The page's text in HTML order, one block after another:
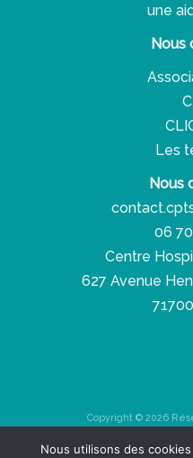
une
Nous
Les
Nous
06 70
Centre
627 Avenue
Copyright © 2026
Espace presse
Nous utilisons des